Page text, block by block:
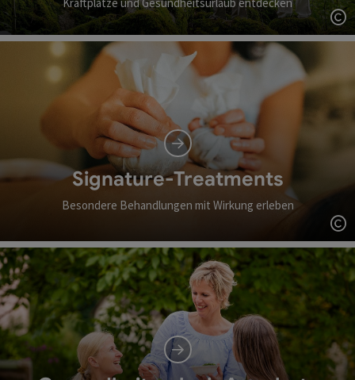
Signature-Treatments
Besondere Behandlungen mit Wirkung erleben